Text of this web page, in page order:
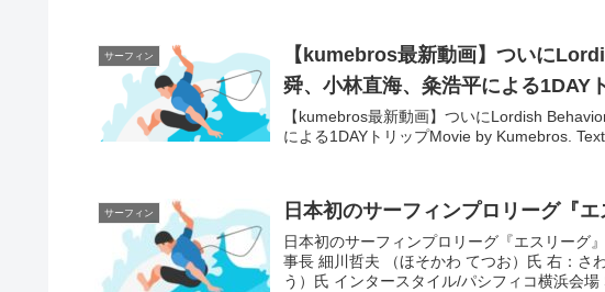
サーフィン
【kumebros最新動画】ついに
舜、小林直海、粂浩平による1DAY
【kumebros最新動画】ついにLordish
による1DAYトリップMovie by Kumebros.
サーフィン 日本初のサーフィンプロリーグ『
日本初のサーフィンプロリーグ『エスリーグ
事長 細川哲夫 （ほそかわ てつお）氏 右：さ
う）氏 インタースタイル/パシフィコ横浜会場